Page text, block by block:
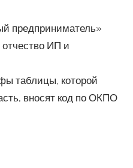
предприниматель»
ИП и
таблицы, которой
вносят код по ОКПО